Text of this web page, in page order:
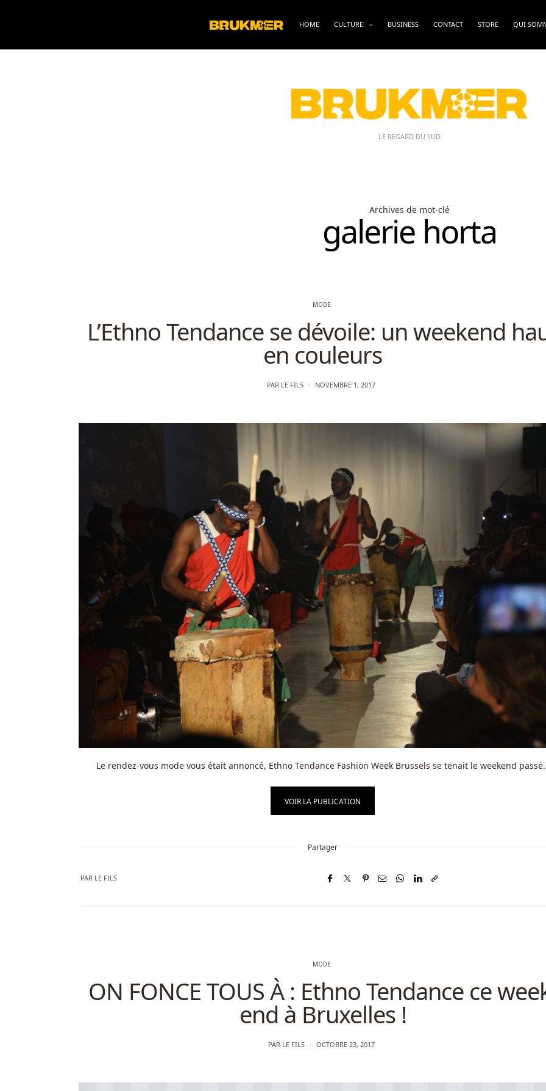
HOME CULTURE BUSINESS CONTACT STORE QUI
LE REGARD DU SUD
Archives de mot-clé
galerie horta
MODE
L’Ethno Tendance se dévoile: un weekend
en couleurs
PAR LE FILS NOVEMBRE 1, 2017
Le rendez-vous mode vous était annoncé, Ethno Tendance Fashion Week Brussels se tenait le weekend
VOIR LA PUBLICATION
Partager
PAR LE FILS
MODE
ON FONCE TOUS À : Ethno Tendance ce
end à Bruxelles !
PAR LE FILS OCTOBRE 23, 2017